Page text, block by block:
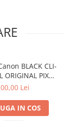
BLACK CLI-
ORIGINAL PIXMA
MG6850
Lei
IN COS